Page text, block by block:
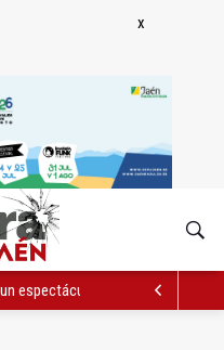
espectáculo "rompedor" en el